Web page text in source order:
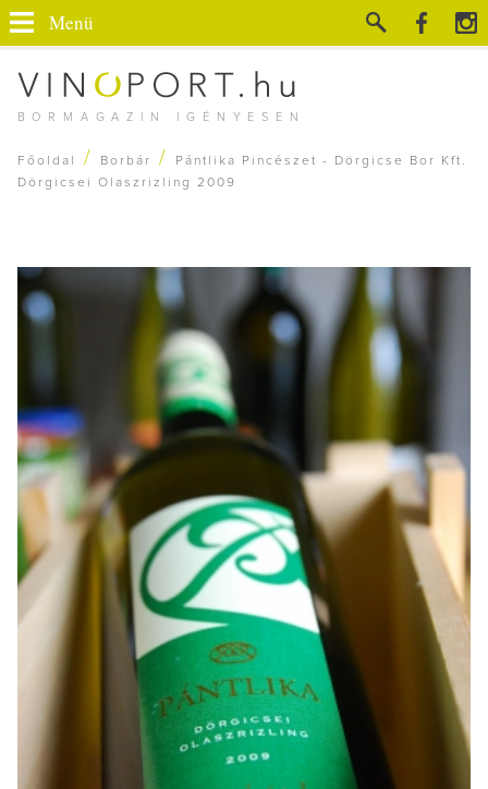
BORMAGAZIN IGÉNYESEN
Menü
Főoldal / Borbár /
Pántlika Pincészet - Dörgicse Bor Kft.
Dörgicsei Olaszrizling 2009